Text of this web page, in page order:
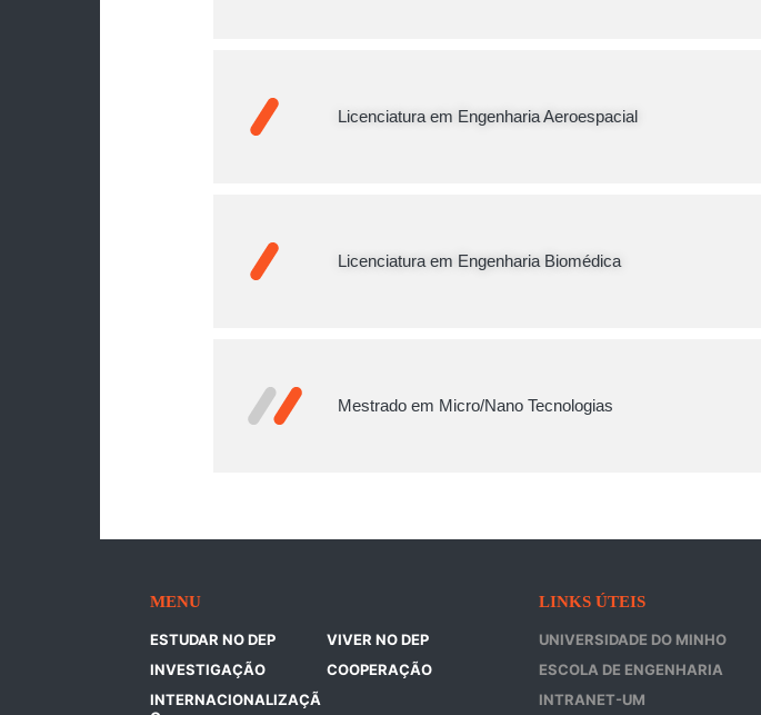
Licenciatura em Engenharia Aeroespacial
Licenciatura em Engenharia Biomédica
Mestrado em Micro/Nano Tecnologias
MENU
ESTUDAR NO DEP
VIVER NO DEP
INVESTIGAÇÃO
COOPERAÇÃO
INTERNACIONALIZAÇÃ
LINKS ÚTEIS
UNIVERSIDADE DO MINHO
ESCOLA DE ENGENHARIA
INTRANET-UM